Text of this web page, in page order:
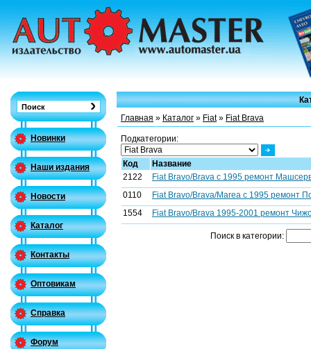
Новинки
Наши издания
Новости
Каталог
Контакты
Оптовикам
Справка
Форум
Главная » Каталог » Fiat» Fiat Brava
Подкатегории:
Код
Название
2122
Fiat Bravo/Brava c 1995 ремонт
0110
Fiat Bravo/Brava/Marea с 1995 ремонт
1554
Fiat Bravo/Brava 1995-2001 ремонт
Поиск в категории: